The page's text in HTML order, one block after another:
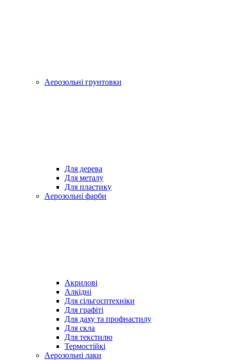
Аерозольні грунтовки
Для дерева
Для металу
Для пластику
Аерозольні фарби
Акрилові
Алкідні
Для cільгосптехніки
Для графіті
Для даху та профнастилу
Для скла
Для текстилю
Термостійкі
Аерозольні лаки